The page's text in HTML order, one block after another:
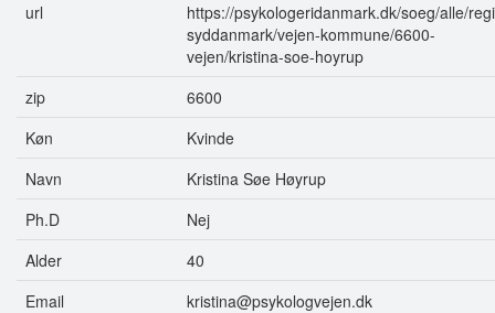
url
https://psykologeridanmark.dk/soeg/alle/
syddanmark/vejen-kommune/6600-
vejen/kristina-soe-hoyrup
zip
6600
Køn
Kvinde
Navn
Kristina Søe Høyrup
Ph.D
Nej
Alder
40
Email
kristina@psykologvejen.dk